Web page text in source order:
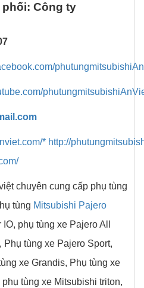
Công ty
* http://
chuyên cung cấp phụ tùng
tùng Mitsubishi Pajero
phụ tùng xe Pajero All
Phụ tùng xe Pajero Sport,
xe Grandis, Phụ tùng xe
tùng xe Mitsubishi triton,